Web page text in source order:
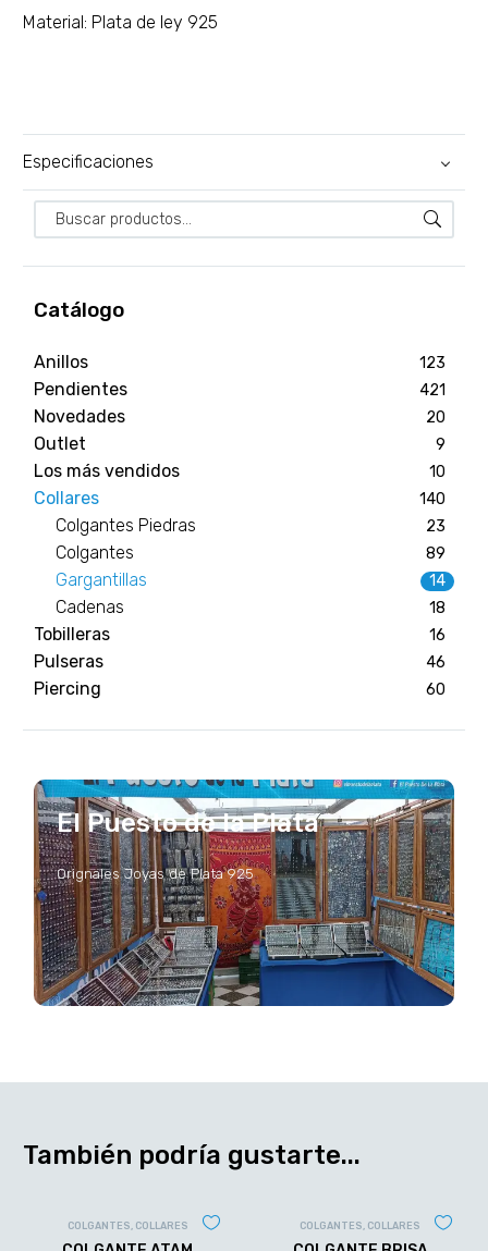
Catálogo
Anillos 123
Pendientes 421
Novedades 20
Outlet 9
Los más vendidos 10
Collares 140
Colgantes Piedras 23
Colgantes 89
Gargantillas 14
Cadenas 18
Tobilleras 16
Pulseras 46
Piercing 60
El Puesto de la Plata
Orignales Joyas de Plata 925
Material: Plata de ley 925
Especificaciones
También podría gustarte...
COLGANTES COLLARES COLGANTES COLLARES